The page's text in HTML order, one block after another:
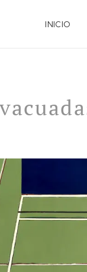
INICIO